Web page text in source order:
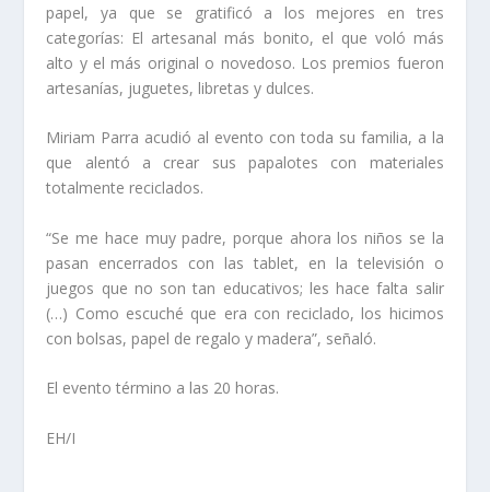
papel, ya que se gratificó a los mejores en tres
categorías: El artesanal más bonito, el que voló más
alto y el más original o novedoso. Los premios fueron
artesanías, juguetes, libretas y dulces.
Miriam Parra acudió al evento con toda su familia, a la
que alentó a crear sus papalotes con materiales
totalmente reciclados.
“Se me hace muy padre, porque ahora los niños se la
pasan encerrados con las tablet, en la televisión o
juegos que no son tan educativos; les hace falta salir
(…) Como escuché que era con reciclado, los hicimos
con bolsas, papel de regalo y madera”, señaló.
El evento término a las 20 horas.
EH/I